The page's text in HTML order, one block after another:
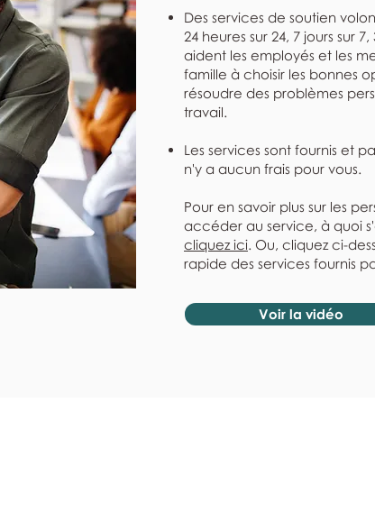
Des services de soutien
24 heures sur 24, 7 jours sur
aident les employés et les
famille à choisir les bonnes
résoudre des problèmes
travail.
Les services sont fournis et
n'y a aucun frais pour vous.
Pour en savoir plus sur les
accéder au service, à quoi
cliquez ici. Ou, cliquez ci-
rapide des services fournis par
Voir la vidéo